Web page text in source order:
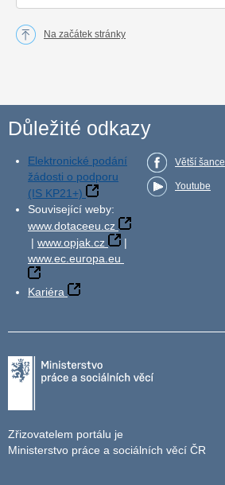
Na začátek stránky
Důležité odkazy
Elektronické podání
žádosti o podporu
(IS KP21+)
Související weby:
www.dotaceeu.cz
| www.opjak.cz
|
www.ec.europa.eu
Kariéra
Větší šance
Youtube
Zřizovatelem portálu je
Ministerstvo práce a sociálních věcí ČR